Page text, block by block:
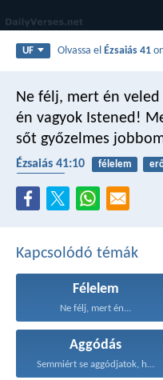
UF Olvassa elÉzsaiás 41
Ne félj, mert én veled
én vagyok Istened!
sőt győzelmes
Ézsaiás 41:10 félelem
Kapcsolódó témák
Félelem
Ne félj, mert én...
Aggódás
Semmiért se aggódjatok, hanem...